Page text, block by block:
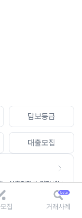
담보등급
대출모집
AI추정가를 경험해보
집 거래사례